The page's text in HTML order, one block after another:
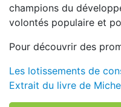
champions du
volontés populaire et
Pour découvrir des
Les lotissements de
Extrait du livre de